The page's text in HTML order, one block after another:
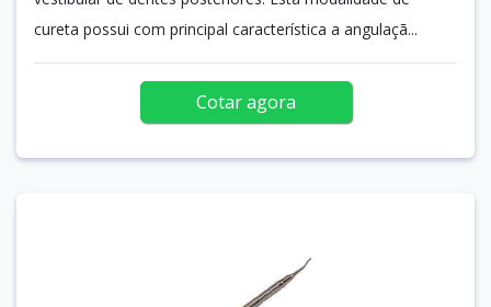
cureta possui com principal característica a angulaçã...
Cotar agora